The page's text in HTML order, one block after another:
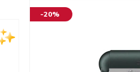
-20%